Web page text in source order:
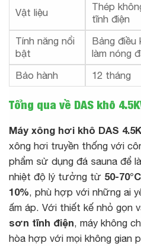
Vật liệu
Thép
tĩnh điện
Tính năng nổi
bật
Bảng điều
làm nóng
Bảo hành
12 tháng
Tổng qua về DAS khô
Máy xông hơi khô DAS
xông hơi truyền thống với
phẩm sử dụng đá sauna để
nhiệt độ lý tưởng từ 50-70°C
10%, phù hợp với những ai
ấm áp. Với thiết kế nhỏ gọn
sơn tĩnh điện, máy không
hòa hợp với mọi không gian